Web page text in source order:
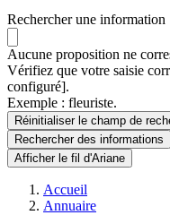
Rechercher une information
Aucune proposition ne
Vérifiez que votre saisie
configuré].
Exemple : fleuriste.
Réinitialiser le champ de
Rechercherdes informations
Afficher le fil d'Ariane
Accueil
Annuaire